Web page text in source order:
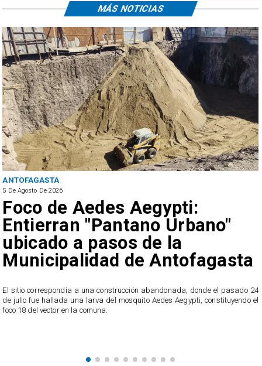
ANTOFAGASTA
5 De Agosto De 2026
Foco de Aedes Aegypti:
Entierran "Pantano Urbano"
ubicado a pasos de la
Municipalidad de Antofagasta
El sitio correspondía a una construcción abandonada, donde el pasado 24
de julio fue hallada una larva del mosquito Aedes Aegypti, constituyendo el
foco 18 del vector en la comuna.
MÁS NOTICIAS